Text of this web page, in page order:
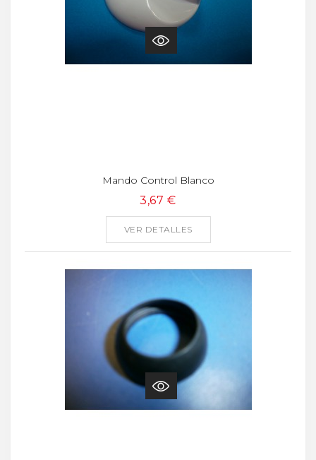
Mando Control Blanco
3,67 €
VER DETALLES